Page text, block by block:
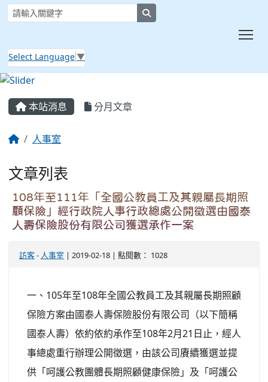
Select Language ▼
本站消息 分月文章
人事室
文章列表
108年至111年「全國公教員工及其親屬長期照
顧保險」經行政院人事行政總處公開徵選由國泰
人壽保險股份有限公司獲選承作一案
訪客- 人事室 | 2019-02-18 | 點閱數： 1028
一、105年至108年全國公教員工及其親屬長期照顧
保險方案由國泰人壽保險股份有限公司（以下簡稱
國泰人壽）依約依約承作至108年2月21日止，經人
事總處重行辦理公開徵選，由該公司賡續獲選並提
供「呵護公教團體長期照顧健康保險」及「呵護公